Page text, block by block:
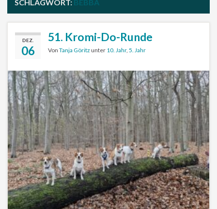
SCHLAGWORT: BEBBA
DEZ.
06
51. Kromi-Do-Runde
Von Tanja Göritz unter 10. Jahr, 5. Jahr